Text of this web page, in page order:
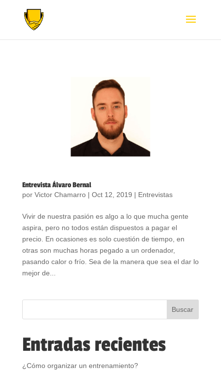
Entrevista Álvaro Bernal
por Victor Chamarro| Oct 12, 2019 | Entrevistas
Vivir de nuestra pasión es algo a lo que mucha gente
aspira, pero no todos están dispuestos a pagar el
precio. En ocasiones es solo cuestión de tiempo, en
otras son muchas horas pegado a un ordenador,
pasando calor o frío. Sea de la manera que sea el dar lo
mejor de...
Entradas recientes
¿Cómo organizar un entrenamiento?